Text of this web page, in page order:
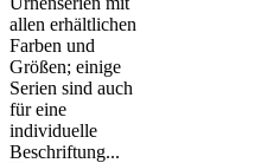
allen erhältlichen
Farben und
Größen; einige
Serien sind auch
für eine
individuelle
Beschriftung...